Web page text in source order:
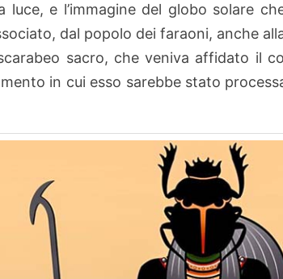
luce, e l’immagine del globo solare
dal popolo dei faraoni, anche
sacro, che veniva affidato il
in cui esso sarebbe stato